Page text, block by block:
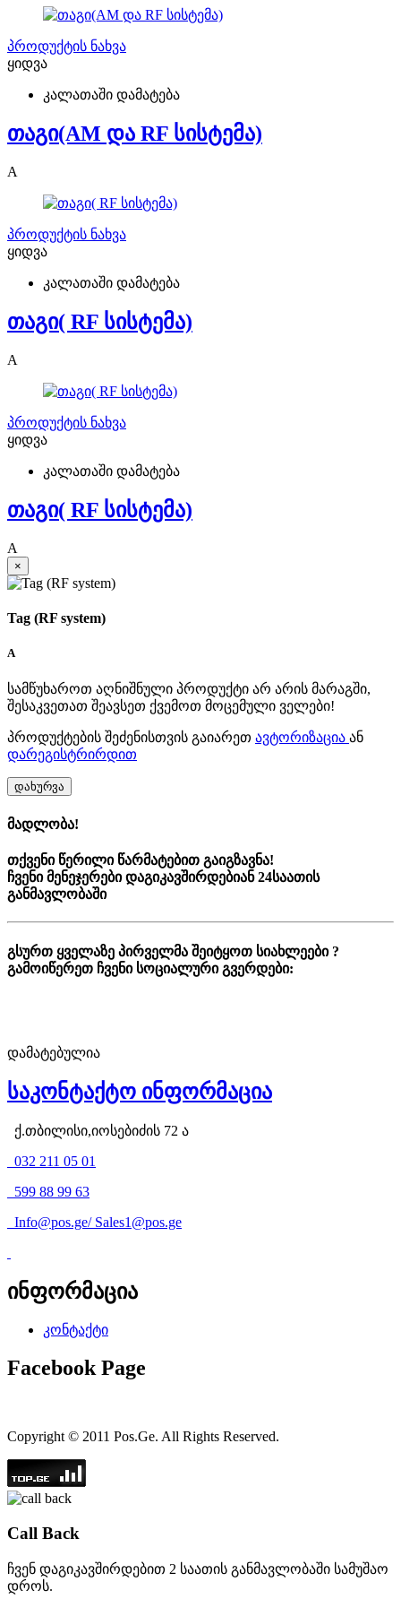
პროდუქტის ნახვა
ყიდვა
კალათაში დამატება
თაგი(AM და RF სისტემა)
A
პროდუქტის ნახვა
ყიდვა
კალათაში დამატება
თაგი( RF სისტემა)
A
პროდუქტის ნახვა
ყიდვა
კალათაში დამატება
თაგი( RF სისტემა)
A
×
Tag (RF system)
A
სამწუხაროთ აღნიშნული პროდუქტი არ არის მარაგში,
შესაკვეთათ შეავსეთ ქვემოთ მოცემული ველები!
პროდუქტების შეძენისთვის გაიარეთ ავტორიზაცია ან
დარეგისტრირდით
დახურვა
მადლობა!
თქვენი წერილი წარმატებით გაიგზავნა!
ჩვენი მენეჯერები დაგიკავშირდებიან 24საათის
განმავლობაში
გსურთ ყველაზე პირველმა შეიტყოთ სიახლეები ?
გამოიწერეთ ჩვენი სოციალური გვერდები:
დამატებულია
საკონტაქტო ინფორმაცია
ქ.თბილისი,იოსებიძის 72 ა
032 211 05 01
599 88 99 63
Info@pos.ge/ Sales1@pos.ge
ინფორმაცია
კონტაქტი
Facebook Page
Copyright © 2011 Pos.Ge. All Rights Reserved.
Call Back
ჩვენ დაგიკავშირდებით 2 საათის განმავლობაში სამუშაო
დროს.